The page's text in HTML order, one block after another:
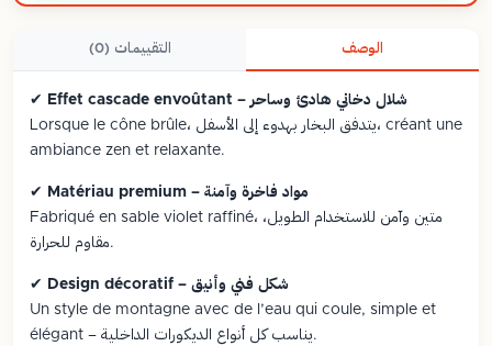
الوصف التقييمات (0)
✔
Effet cascade envoûtant – شلال دخاني هادئ وساحر
Lorsque le cône brûle، يتدفق البخار بهدوء إلى الأسفل، créant une
ambiance zen et relaxante.
✔
Matériau premium – مواد فاخرة وآمنة
Fabriqué en sable violet raffiné، متين وآمن للاستخدام الطويل،
مقاوم للحرارة.
✔
Design décoratif – شكل فني وأنيق
Un style de montagne avec de l’eau qui coule, simple et
élégant – يناسب كل أنواع الديكورات الداخلية.